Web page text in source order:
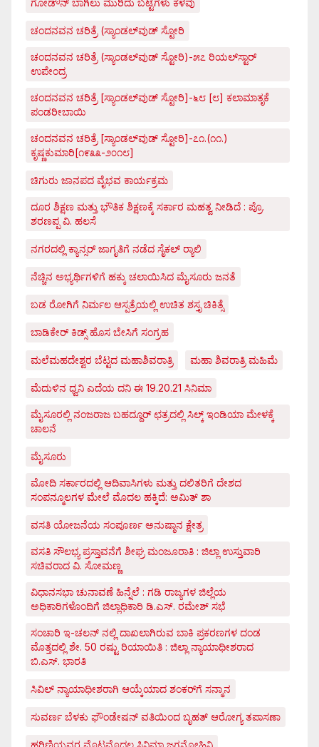
ಗೋಡೌನ್ ಬಾಗಿಲು ಮುರಿದು ಬಟ್ಟೆಗಳು ಕಳವು
ಚಂದನವನ ಚರಿತ್ರೆ (ಸ್ಯಾಂಡಲ್‌ವುಡ್ ಸ್ಟೋರಿ
ಚಂದನವನ ಚರಿತ್ರೆ (ಸ್ಯಾಂಡಲ್‌ವುಡ್ ಸ್ಟೋರಿ)-೫೭ ರಿಯಲ್‌ಸ್ಟಾರ್
ಉಪೇಂದ್ರ
ಚಂದನವನ ಚರಿತ್ರೆ [ಸ್ಯಾಂಡಲ್‌ವುಡ್ ಸ್ಟೋರಿ]-೬೮ [೮] ಕಲಾಮಾತೃಕೆ
ಪಂಡರೀಬಾಯಿ
ಚಂದನವನ ಚರಿತ್ರೆ [ಸ್ಯಾಂಡಲ್‌ವುಡ್ ಸ್ಟೋರಿ]-೭೧.(೧೧.)
ಕೃಷ್ಣಕುಮಾರಿ[೧೯೩೩-೨೦೧೮]
ಚಿಗುರು ಜಾನಪದ ವೈಭವ ಕಾರ್ಯಕ್ರಮ
ದೂರ ಶಿಕ್ಷಣ ಮತ್ತು ಭೌತಿಕ ಶಿಕ್ಷಣಕ್ಕೆ ಸರ್ಕಾರ ಮಹತ್ವ ನೀಡಿದೆ : ಪ್ರೊ.
ಶರಣಪ್ಪ ವಿ. ಹಲಸೆ
ನಗರದಲ್ಲಿ ಕ್ಯಾನ್ಸರ್ ಜಾಗೃತಿಗೆ ನಡೆದ ಸೈಕಲ್ ರ್‍ಯಾಲಿ
ನೆಚ್ಚಿನ ಅಭ್ಯರ್ಥಿಗಳಿಗೆ ಹಕ್ಕು ಚಲಾಯಿಸಿದ ಮೈಸೂರು ಜನತೆ
ಬಡ ರೋಗಿಗೆ ನಿರ್ಮಲ ಆಸ್ಪತ್ರೆಯಲ್ಲಿ ಉಚಿತ ಶಸ್ತೃ ಚಿಕಿತ್ಸೆ
ಬಾಡಿಕೇರ್ ಕಿಡ್ಸ್ ಹೊಸ ಬೇಸಿಗೆ ಸಂಗ್ರಹ
ಮಲೆಮಹದೇಶ್ವರ ಬೆಟ್ಟದ ಮಹಾಶಿವರಾತ್ರಿ ಮಹಾ ಶಿವರಾತ್ರಿ ಮಹಿಮೆ
ಮೆದುಳಿನ ಧ್ವನಿ ಎದೆಯ ದನಿ ಈ 19.20.21 ಸಿನಿಮಾ
ಮೈಸೂರಲ್ಲಿ ನಂಜರಾಜ ಬಹದ್ದೂರ್ ಛತ್ರದಲ್ಲಿ ಸಿಲ್ಕ್ ಇಂಡಿಯಾ ಮೇಳಕ್ಕೆ
ಚಾಲನೆ
ಮೈಸೂರು
ಮೋದಿ ಸರ್ಕಾರದಲ್ಲಿ ಆದಿವಾಸಿಗಳು ಮತ್ತು ದಲಿತರಿಗೆ ದೇಶದ
ಸಂಪನ್ಮೂಲಗಳ ಮೇಲೆ ಮೊದಲ ಹಕ್ಕಿದೆ: ಅಮಿತ್ ಶಾ
ವಸತಿ ಯೋಜನೆಯ ಸಂಪೂರ್ಣ ಅನುಷ್ಠಾನ ಕ್ಷೇತ್ರ
ವಸತಿ ಸೌಲಭ್ಯ ಪ್ರಸ್ತಾವನೆಗೆ ಶೀಘ್ರ ಮಂಜೂರಾತಿ : ಜಿಲ್ಲಾ ಉಸ್ತುವಾರಿ
ಸಚಿವರಾದ ವಿ. ಸೋಮಣ್ಣ
ವಿಧಾನಸಭಾ ಚುನಾವಣೆ ಹಿನ್ನೆಲೆ : ಗಡಿ ರಾಜ್ಯಗಳ ಜಿಲ್ಲೆಯ
ಅಧಿಕಾರಿಗಳೊಂದಿಗೆ ಜಿಲ್ಲಾಧಿಕಾರಿ ಡಿ.ಎಸ್. ರಮೇಶ್ ಸಭೆ
ಸಂಚಾರಿ ಇ-ಚಲನ್ ನಲ್ಲಿ ದಾಖಲಾಗಿರುವ ಬಾಕಿ ಪ್ರಕರಣಗಳ ದಂಡ
ಮೊತ್ತದಲ್ಲಿ ಶೇ. 50 ರಷ್ಟು ರಿಯಾಯಿತಿ : ಜಿಲ್ಲಾ ನ್ಯಾಯಾಧೀಶರಾದ
ಬಿ.ಎಸ್. ಭಾರತಿ
ಸಿವಿಲ್ ನ್ಯಾಯಾಧೀಶರಾಗಿ ಆಯ್ಕೆಯಾದ ಶಂಕರ್‌ಗೆ ಸನ್ಮಾನ
ಸುವರ್ಣ ಬೆಳಕು ಫೌಂಡೇಷನ್ ವತಿಯಿಂದ ಬೃಹತ್ ಆರೋಗ್ಯ ತಪಾಸಣಾ